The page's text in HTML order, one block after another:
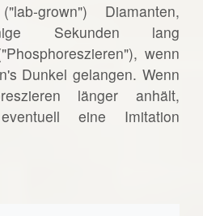
grown") Diamanten,
Sekunden lang
wenn
Dunkel gelangen. Wenn
länger anhält,
eine Imitation